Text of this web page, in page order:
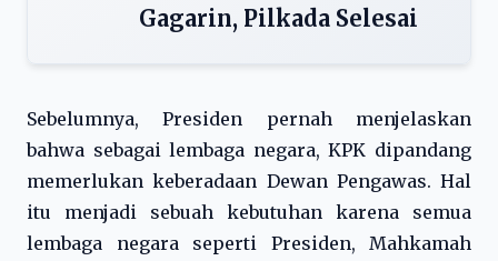
Gagarin, Pilkada Selesai
Sebelumnya, Presiden pernah menjelaskan
bahwa sebagai lembaga negara, KPK dipandang
memerlukan keberadaan Dewan Pengawas. Hal
itu menjadi sebuah kebutuhan karena semua
lembaga negara seperti Presiden, Mahkamah